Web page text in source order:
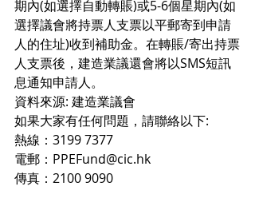
期內(如選擇自動轉賬)或5-6個星期內(如
選擇議會將持票人支票以平郵寄到申請
人的住址)收到補助金。在轉賬/寄出持票
人支票後，建造業議還會將以SMS短訊
息通知申請人。
資料來源: 建造業議會
如果大家有任何問題，請聯絡以下:
熱線：3199 7377
電郵：PPEFund@cic.hk
傳真：2100 9090